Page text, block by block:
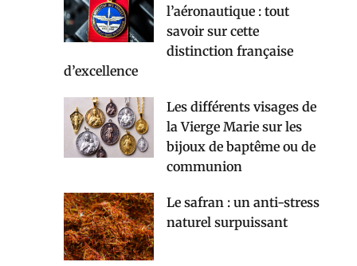
l’aéronautique : tout
savoir sur cette
distinction française
d’excellence
Les différents visages de
la Vierge Marie sur les
bijoux de baptême ou de
communion
Le safran : un anti-stress
naturel surpuissant